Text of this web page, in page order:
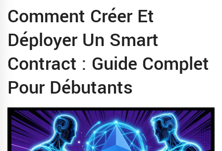
Comment Créer Et
Déployer Un Smart
Contract : Guide Complet
Pour Débutants